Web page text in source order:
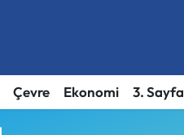
Çevre Ekonomi 3. Sayfa